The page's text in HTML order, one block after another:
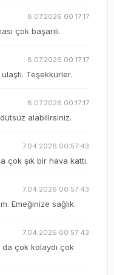
8.07.2026 00:17:17
çok başarılı.
8.07.2026 00:17:17
Teşekkürler.
8.07.2026 00:17:17
alabilirsiniz.
7.04.2026 00:57:43
çok şık bir hava kattı.
7.04.2026 00:57:43
Emeğinize sağlık.
7.04.2026 00:57:43
da çok kolaydı çok